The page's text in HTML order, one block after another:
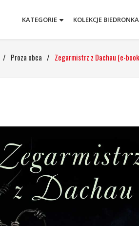
KATEGORIE KOLEKCJE BIEDRONKA
/ Proza obca / Zegarmistrz z Dachau (e-